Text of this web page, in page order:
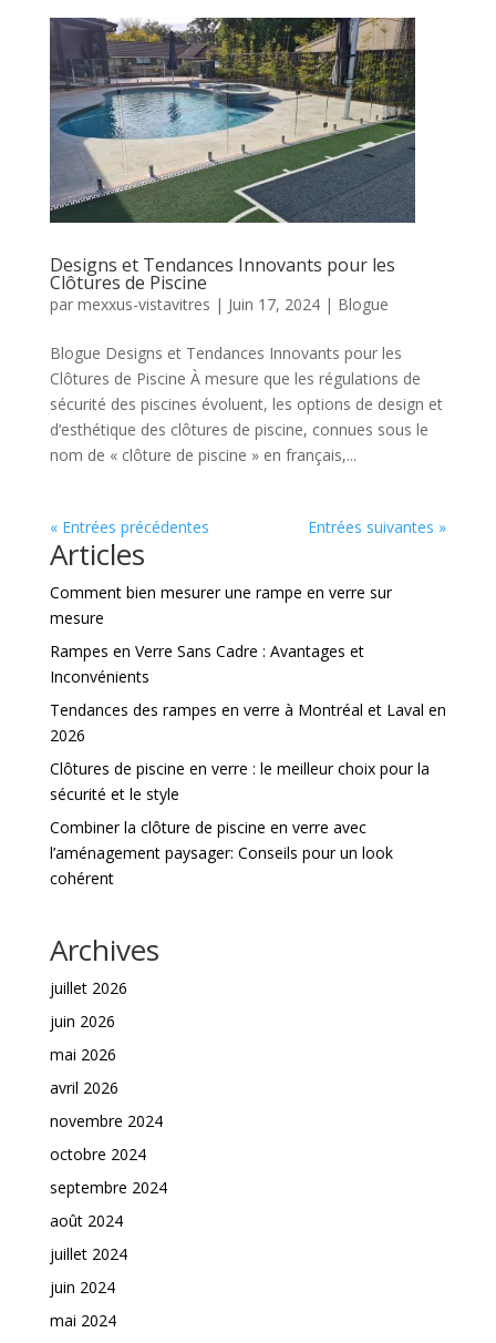
Designs et Tendances Innovants pour les
Clôtures de Piscine
par mexxus-vistavitres | Juin 17, 2024| Blogue
Blogue Designs et Tendances Innovants pour les
Clôtures de Piscine À mesure que les régulations de
sécurité des piscines évoluent, les options de design et
d’esthétique des clôtures de piscine, connues sous le
nom de « clôture de piscine » en français,...
« Entrées précédentes Entrées suivantes »
Articles
Comment bien mesurer une rampe en verre sur
mesure
Rampes en Verre Sans Cadre : Avantages et
Inconvénients
Tendances des rampes en verre à Montréal et Laval en
2026
Clôtures de piscine en verre : le meilleur choix pour la
sécurité et le style
Combiner la clôture de piscine en verre avec
l’aménagement paysager: Conseils pour un look
cohérent
Archives
juillet 2026
juin 2026
mai 2026
avril 2026
novembre 2024
octobre 2024
septembre 2024
août 2024
juillet 2024
juin 2024
mai 2024